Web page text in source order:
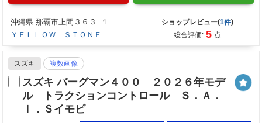
沖縄県 那覇市上間３６３−１
ＹＥＬＬＯＷ ＳＴＯＮＥ
ショップレビュー(1件)
総合評価: 5 点
スズキ 複数画像
スズキ バーグマン４００ ２０２６年モデ
ル トラクションコントロール Ｓ．Ａ．
Ｉ．Ｓイモビ